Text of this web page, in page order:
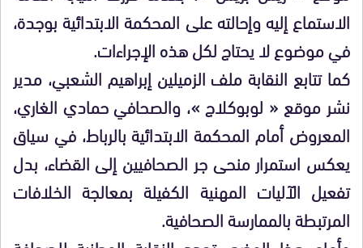
الاستماع إليه وإحالته على المحكمة الابتدائية بوجدة،
في موضوع لا يحتاج لكل هذه الإجراءات.
كما تتابع النقابة ملف الزميلين إبراهيم الشعبي، مدير
نشر موقع « لوبوكلاج »، والصحافي حمادي الغاري،
المعروض أمام المحكمة الابتدائية بالرباط، في سياق
يعكس استمرار منحى جر الصحافيين إلى القضاء، بدل
تفعيل الآليات المهنية الكفيلة بمعالجة الخلافات
المرتبطة بالممارسة الصحافية.